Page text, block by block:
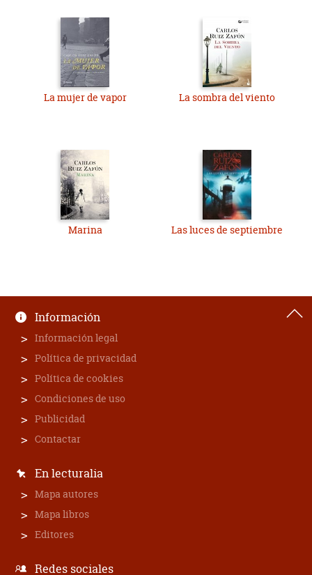
La mujer de vapor La sombra del viento
Marina Las luces de septiembre
Información
Información legal
Política de privacidad
Política de cookies
Condiciones de uso
Publicidad
Contactar
En lecturalia
Mapa autores
Mapa libros
Editores
Redes sociales